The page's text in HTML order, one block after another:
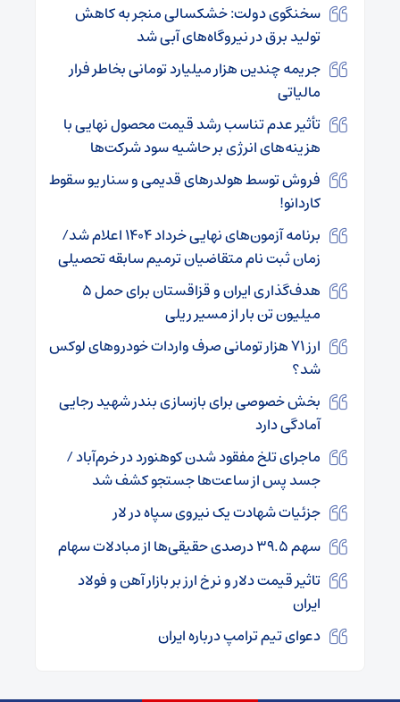
سخنگوی دولت: خشکسالی منجر به کاهش
تولید برق در نیروگاه‌های آبی شد
جریمه چندین هزار میلیارد تومانی بخاطر فرار
مالیاتی
تأثیر عدم تناسب رشد قیمت محصول نهایی با
هزینه‌های انرژی بر حاشیه سود شرکت‌ها
فروش توسط هولدرهای قدیمی و سناریو سقوط
کاردانو!
برنامه آزمون‌های نهایی خرداد ۱۴۰۴ اعلام شد/
زمان ثبت نام متقاضیان ترمیم سابقه تحصیلی
هدف‌گذاری ایران و قزاقستان برای حمل ۵
میلیون تن بار از مسیر ریلی
ارز ۷۱ هزار تومانی صرف واردات خودروهای لوکس
شد؟
بخش خصوصی برای بازسازی بندر شهید رجایی
آمادگی دارد
ماجرای تلخ مفقود شدن کوهنورد در خرم‌آباد /
جسد پس از ساعت‌ها جستجو کشف شد
جزئیات شهادت یک نیروی سپاه در لار
سهم ۳۹.۵ درصدی حقیقی‌ها از مبادلات سهام
تاثیر قیمت دلار و نرخ ارز بر بازار آهن و فولاد
ایران
دعوای تیم ترامپ درباره ایران